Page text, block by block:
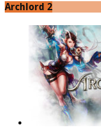
Archlord 2